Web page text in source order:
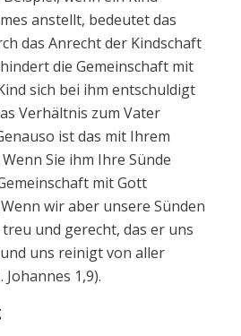
anstellt, bedeutet das
das Anrecht der Kindschaft
die Gemeinschaft mit
sich bei ihm entschuldigt
Verhältnis zum Vater
ist das mit Ihrem
Sie ihm Ihre Sünde
mit Gott
wir aber unsere Sünden
und gerecht, das er uns
uns reinigt von aller
1,9).